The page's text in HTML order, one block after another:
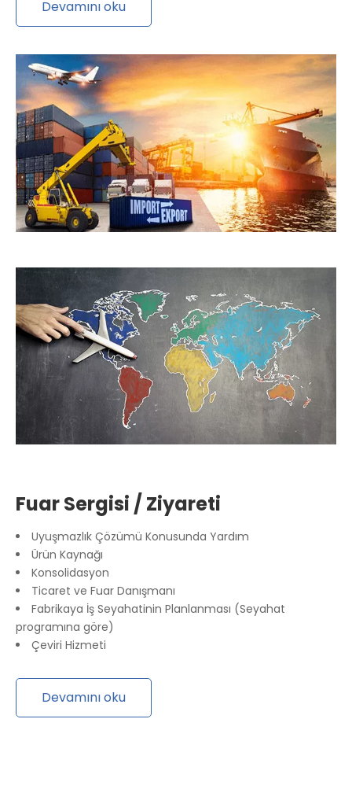
Devamını oku
Fuar Sergisi / Ziyareti
Uyuşmazlık Çözümü Konusunda Yardım
Ürün Kaynağı
Konsolidasyon
Ticaret ve Fuar Danışmanı
Fabrikaya İş Seyahatinin Planlanması (Seyahat
programına göre)
Çeviri Hizmeti
Devamını oku